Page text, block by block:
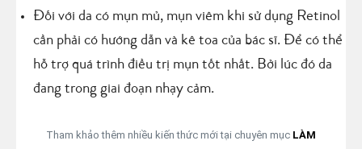
Đối với da có mụn mủ, mụn viêm khi sử dụng Retinol
cần phải có hướng dẫn và kê toa của bác sĩ. Để có thể
hỗ trợ quá trình điều trị mụn tốt nhất. Bởi lúc đó da
đang trong giai đoạn nhạy cảm.
Tham khảo thêm nhiều kiến thức mới tại chuyên mục LÀM